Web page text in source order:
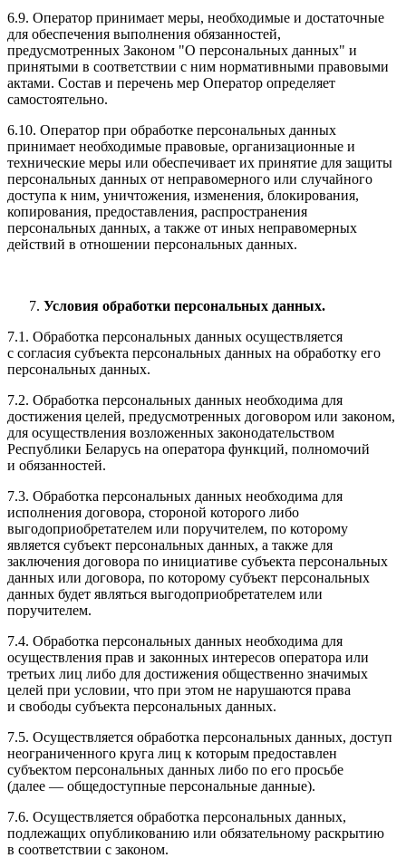
6.9. Оператор принимает меры, необходимые и достаточные
для обеспечения выполнения обязанностей,
предусмотренных Законом "О персональных данных" и
принятыми в соответствии с ним нормативными правовыми
актами. Состав и перечень мер Оператор определяет
самостоятельно.
6.10. Оператор при обработке персональных данных
принимает необходимые правовые, организационные и
технические меры или обеспечивает их принятие для защиты
персональных данных от неправомерного или случайного
доступа к ним, уничтожения, изменения, блокирования,
копирования, предоставления, распространения
персональных данных, а также от иных неправомерных
действий в отношении персональных данных.
Условия обработки персональных данных.
7.1. Обработка персональных данных осуществляется
с согласия субъекта персональных данных на обработку его
персональных данных.
7.2. Обработка персональных данных необходима для
достижения целей, предусмотренных договором или законом,
для осуществления возложенных законодательством
Республики Беларусь на оператора функций, полномочий
и обязанностей.
7.3. Обработка персональных данных необходима для
исполнения договора, стороной которого либо
выгодоприобретателем или поручителем, по которому
является субъект персональных данных, а также для
заключения договора по инициативе субъекта персональных
данных или договора, по которому субъект персональных
данных будет являться выгодоприобретателем или
поручителем.
7.4. Обработка персональных данных необходима для
осуществления прав и законных интересов оператора или
третьих лиц либо для достижения общественно значимых
целей при условии, что при этом не нарушаются права
и свободы субъекта персональных данных.
7.5. Осуществляется обработка персональных данных, доступ
неограниченного круга лиц к которым предоставлен
субъектом персональных данных либо по его просьбе
(далее — общедоступные персональные данные).
7.6. Осуществляется обработка персональных данных,
подлежащих опубликованию или обязательному раскрытию
в соответствии с законом.